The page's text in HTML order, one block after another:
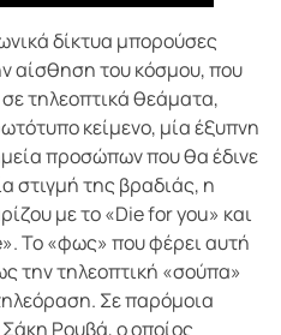
δίκτυα μπορούσες
αίσθηση του κόσμου, που
τηλεοπτικά θεάματα,
κείμενο, μία έξυπνη
προσώπων που θα έδινε
στιγμή της βραδιάς, η
με το «Die for you» και
Το «φως» που φέρει αυτή
την τηλεοπτική «σούπα»
Σε παρόμοια
Ρουβά, ο οποίος